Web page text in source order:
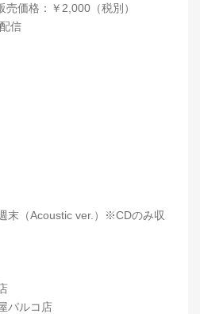
価格：￥2,000（税別）
信
末（Acoustic ver.）※CDのみ収
パルコ店